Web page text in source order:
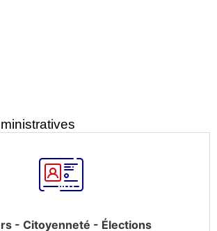
- Citoyenneté - Élections